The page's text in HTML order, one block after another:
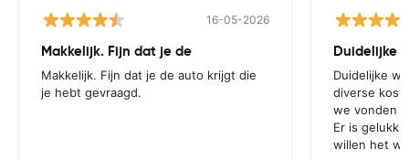
16-05-2026
Makkelijk. Fijn dat je de
Makkelijk. Fijn dat je de auto krijgt die
je hebt gevraagd.
Duidelijke
diverse
we vonden
Er is
willen het